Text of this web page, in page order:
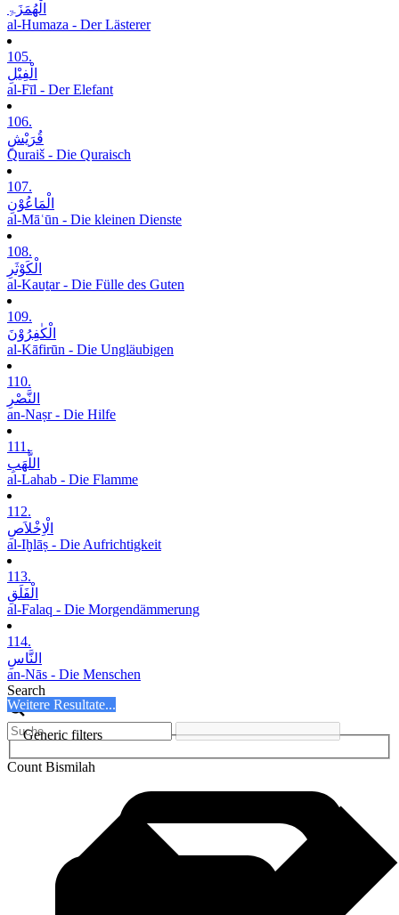
الْھُمَزَۃِ
al-Humaza - Der Lästerer
105.
الْفِیْلِ
al-Fīl - Der Elefant
106.
قُرَیْشٍ
Quraiš - Die Quraisch
107.
الْمَاعُوْنِ
al-Māʿūn - Die kleinen Dienste
108.
الْکَوْثَرِ
al-Kauṯar - Die Fülle des Guten
109.
الْکٰفِرُوْنَ
al-Kāfirūn - Die Ungläubigen
110.
النَّصْرِ
an-Naṣr - Die Hilfe
111.
اللَّھَبِ
al-Lahab - Die Flamme
112.
الْاِخْلاَصِ
al-Iḫlāṣ - Die Aufrichtigkeit
113.
الْفَلَقِ
al-Falaq - Die Morgendämmerung
114.
النَّاسِ
an-Nās - Die Menschen
Search
Weitere Resultate...
Generic filters
Count Bismilah